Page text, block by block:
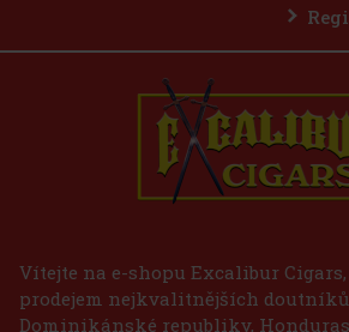
E-Zigarette LIO BASE PRO - Gold
(2 ks)
62Kč bez DPH
Vítejte na e-shopu Excalibur
prodejem nejkvalitnějších
Dominikánské republiky,